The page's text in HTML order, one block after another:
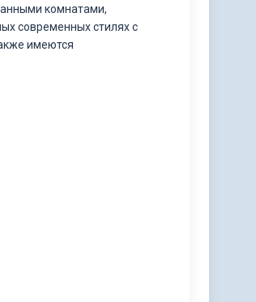
комнатами,
современных стилях с
имеются